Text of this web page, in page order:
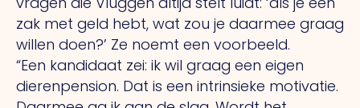
zak met geld hebt, wat zou je daarmee graag
willen doen?’ Ze noemt een voorbeeld.
“Een kandidaat zei: ik wil graag een eigen
dierenpension. Dat is een intrinsieke motivatie.